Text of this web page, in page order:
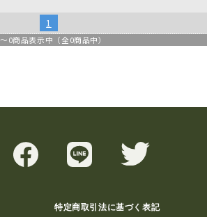
1
～0商品表示中（全0商品中）
特定商取引法に基づく表記